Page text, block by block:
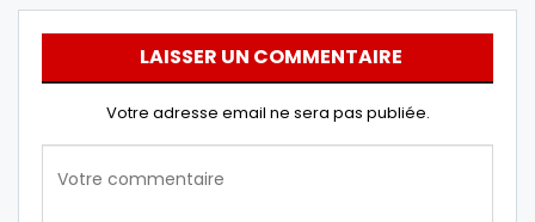
LAISSER UN COMMENTAIRE
Votre adresse email ne sera pas publiée.